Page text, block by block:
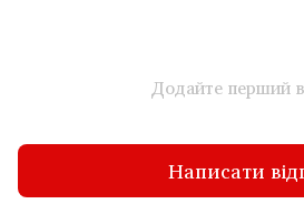
Додайте перший
Написати